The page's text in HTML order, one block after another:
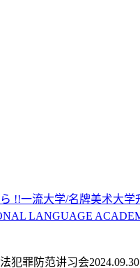
犯罪防范讲习会2024.09.30